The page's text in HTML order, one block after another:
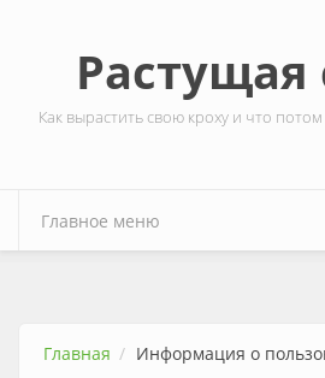
Растущая
Как вырастить свою кроху и что
Главная Информация о